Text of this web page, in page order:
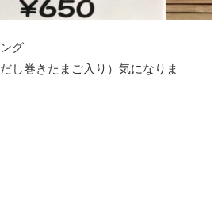
グ
し巻きたまご入り）気になりま